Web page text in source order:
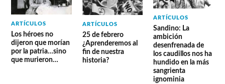
ARTÍCULOS
Los héroes no
dijeron que morían
por la patria…sino
que murieron…
ARTÍCULOS
25 de febrero
¿Aprenderemos al
fin de nuestra
historia?
ARTÍCULOS
Sandino: La
ambición
desenfrenada de
los caudillos nos ha
hundido en la más
sangrienta
ignominia